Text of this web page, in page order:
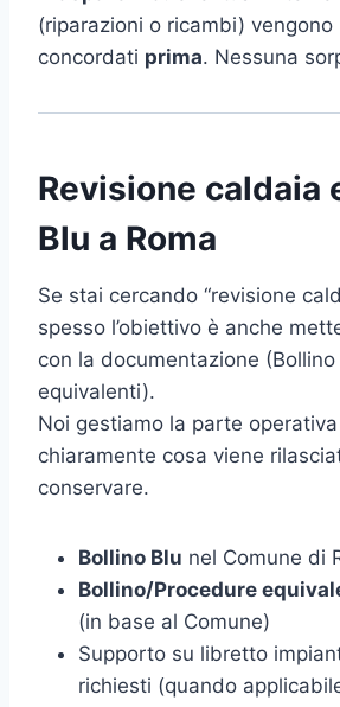
(riparazioni o ricambi) vengono
concordati prima. Nessuna
Revisione caldaia
Blu a Roma
Se stai cercando “revisione
spesso l’obiettivo è anche
con la documentazione
equivalenti).
Noi gestiamo la parte
chiaramente cosa viene
conservare.
Bollino Blu nel Comune di
Bollino/Procedure
(in base al Comune)
Supporto su libretto
richiesti (quando